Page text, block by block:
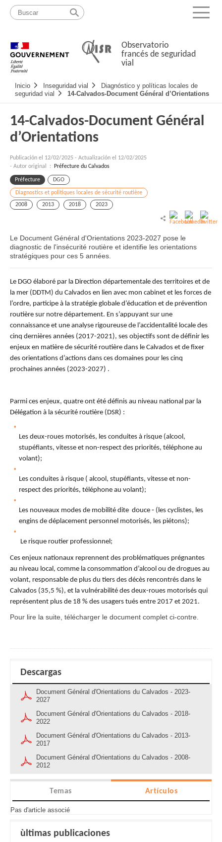
Pasar
contenido
Mapa
web
Menu
Observatorio
francés de seguridad
vial
Navigation
principale
Inicio Inseguridad vial
Diagnóstico y políticas locales de
seguridad vial
14-Calvados-Document Général d’Orientations
14-Calvados-Document Général
d’Orientations
Publicación el 12/02/2025 - Actualización el 12/02/2025
- Autor original :
Préfecture du Calvados
Préfecture DGO
Diagnostics et politiques locales de sécurité routière
2008
2013 2018 2023
Le Document Général d'Orientations 2023-2027 pose le
diagnostic de l'insécurité routière et identifie les orientations
stratégiques pour ces 5 années.
Le DGO élaboré par la Direction départementale des territoires et de
la mer (DDTM) du Calvados en lien avec mon cabinet et les forces de
l’ordre, participe à la stratégie globale d’éducation et de prévention
routière sur notre département. En s’appuyant sur une
connaissance et une analyse rigoureuse de l’accidentalité locale des
cinq dernières années (2017-2021), ses objectifs sont de définir les
enjeux en matière de sécurité routière dans le Calvados et de fixer
des orientations d’actions dans ces domaines pour les cinq
prochaines années (2023-2027) .
Parmi ces enjeux, quatre ont été définis au niveau national par la
Délégation à la sécurité routière (DSR) :
Les deux-roues motorisés, les conduites à risque (alcool,
stupéfiants, vitesse et non-respect des priorités, téléphone au
volant);
Les conduites à risque ( alcool, stupéfiants, vitesse et non-
respect des priorités, téléphone au volant);
Les nouveaux modes de mobilité dite ­ douce ‑ (les cyclistes, les
engins de déplacement personnel motorisés, les piétons);
Le risque routier professionnel;
Ces enjeux nationaux reprennent des problématiques prégnantes
au niveau local, comme la consommation d’alcool ou de drogues au
volant, responsable de plus du tiers des décès rencontrés dans le
Calvados (35,5 %), et la vulnérabilité des deux-roues motorisés qui
représentent plus de 18 % des usagers tués entre 2017 et 2021.
Pour lire la suite, télécharger le document complet ci-contre.
Descargas
Document Général d'Orientations du Calvados - 2023-
2027
Document Général d'Orientations du Calvados - 2018-
2022
Document Général d'Orientations du Calvados - 2013-
2017
Document Général d'Orientations du Calvados - 2008-
2012
Temas Artículos
Pas d'article associé
ùltimas publicaciones